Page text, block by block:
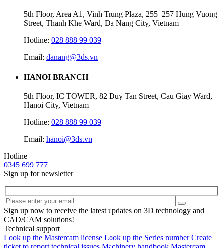
5th Floor, Area A1, Vinh Trung Plaza, 255–257 Hung Vuong
Street, Thanh Khe Ward, Da Nang City, Vietnam
Hotline: 028 888 99 039
Email: danang@3ds.vn
HANOI BRANCH
5th Floor, IC TOWER, 82 Duy Tan Street, Cau Giay Ward,
Hanoi City, Vietnam
Hotline: 028 888 99 039
Email: hanoi@3ds.vn
Hotline
0345 699 777
Sign up for newsletter
Sign up now to receive the latest updates on 3D technology and
CAD/CAM solutions!
Technical support
Look up the Mastercam license Look up the Series number Create